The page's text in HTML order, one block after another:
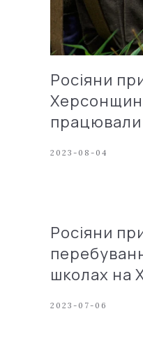
Росіяни
працювали
2023-08-04
Росіяни
школах на
2023-07-06